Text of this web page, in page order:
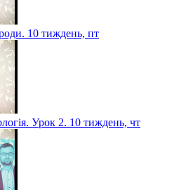
10 тиждень, пт
Урок 2. 10 тиждень, чт